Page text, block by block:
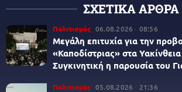
ΣΧΕΤΙΚΑ ΑΡΘΡΑ
Πολιτισμός 06.08.2026 08:56
Μεγάλη επιτυχία για την
«Καποδίστριας» στα
Συγκινητική η παρουσία του
Πολιτισμός 05.08.2026 21:36